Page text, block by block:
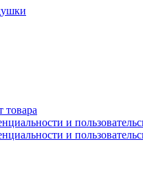
товара
и
и